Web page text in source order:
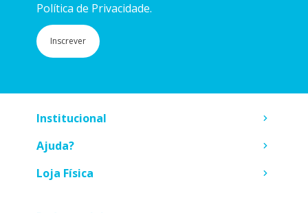
Política de Privacidade.
Inscrever
Institucional
Ajuda?
Loja Física